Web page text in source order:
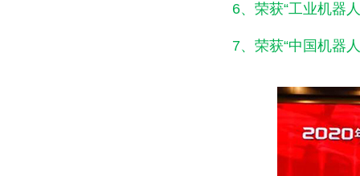
6、荣获“工业机器
7、荣获“中国机器